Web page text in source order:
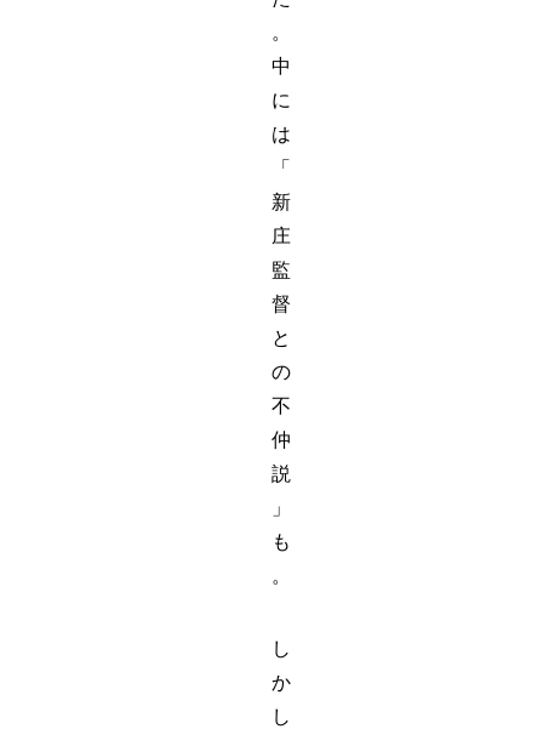
。
中
に
は
「
新
庄
監
督
と
の
不
仲
説
」
も
。
し
か
し